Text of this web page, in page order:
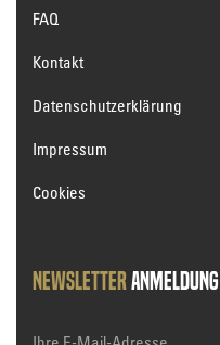
FAQ
Kontakt
Datenschutzerklärung
Impressum
Cookies
NewsletterAnmeldung